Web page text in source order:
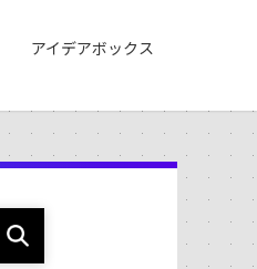
アイデアボックス